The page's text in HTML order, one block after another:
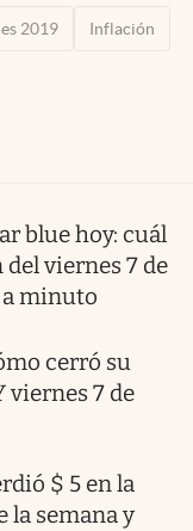
2019 Inflación
blue hoy: cuál
viernes 7 de
minuto
cerró su
viernes 7 de
$ 5 en la
la semana y